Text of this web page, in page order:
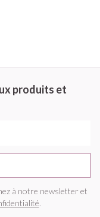
produits et
à notre newsletter et
.